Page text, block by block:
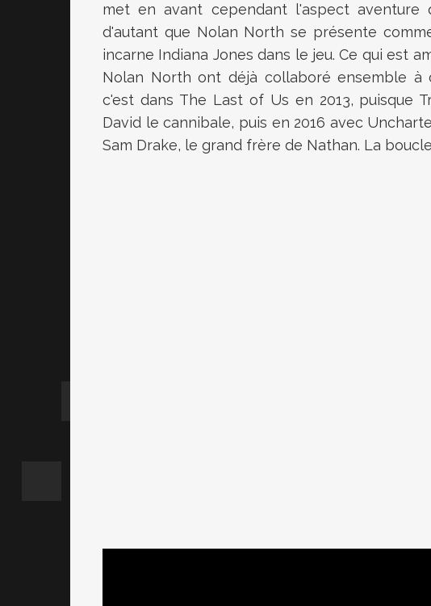
met en avant cependant l'aspect aventure
d'autant que Nolan North se présente
incarne Indiana Jones dans le jeu. Ce qui est
Nolan North ont déjà collaboré ensemble à
c'est dans The Last of Us en 2013, puisque
David le cannibale, puis en 2016 avec
Sam Drake, le grand frère de Nathan. La